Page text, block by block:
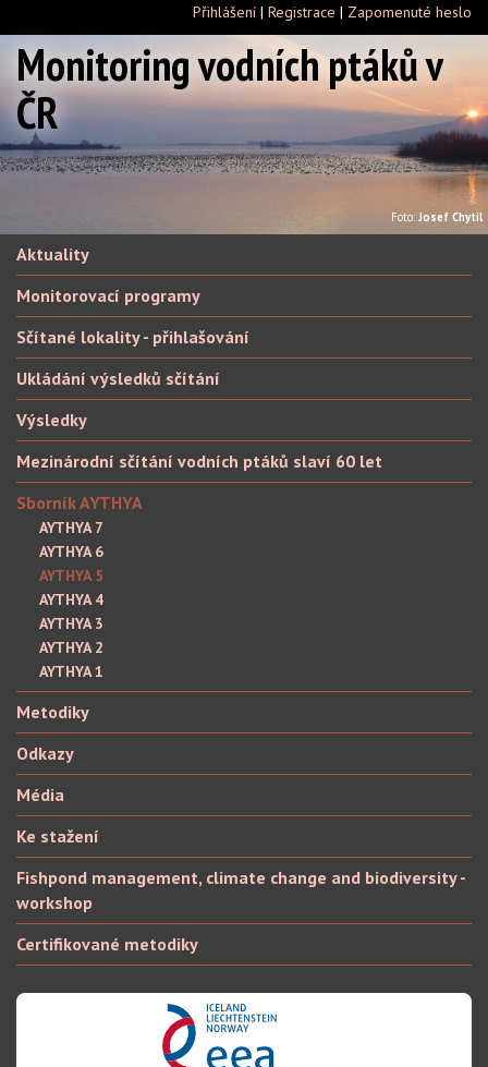
Přihlášení | Registrace | Zapomenuté heslo
Monitoring vodních ptáků v
ČR
Foto: Josef Chytil
Aktuality
Monitorovací programy
Sčítané lokality - přihlašování
Ukládání výsledků sčítání
Výsledky
Mezinárodní sčítání vodních ptáků slaví 60 let
Sborník AYTHYA
AYTHYA 7
AYTHYA 6
AYTHYA 5
AYTHYA 4
AYTHYA 3
AYTHYA 2
AYTHYA 1
Metodiky
Odkazy
Média
Ke stažení
Fishpond management, climate change and biodiversity -
workshop
Certifikované metodiky